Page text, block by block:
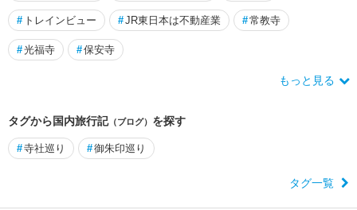
# トレインビュー #JR東日本は不動産業 #常教寺
#光福寺 #保安寺
もっと見る
タグから国内旅行記（ブログ） を探す
#寺社巡り #御朱印巡り
タグ一覧